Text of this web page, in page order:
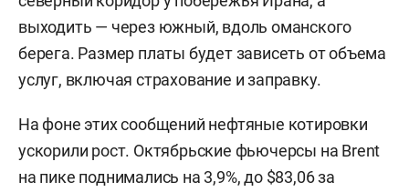
выходить — через южный, вдоль оманского
берега. Размер платы будет зависеть от объема
услуг, включая страхование и заправку.
На фоне этих сообщений нефтяные котировки
ускорили рост. Октябрьские фьючерсы на Brent
на пике поднимались на 3,9%, до $83,06 за